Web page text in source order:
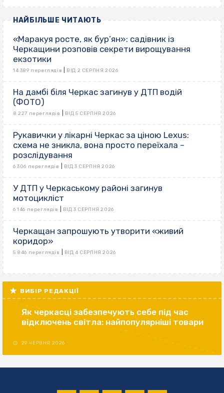
НАЙБІЛЬШЕ ЧИТАЮТЬ
«Маракуя росте, як бур’ян»: садівник із
Черкащини розповів секрети вирощування
екзотики
14 389 переглядів ВІД 2 СЕРПНЯ 2026
На дамбі біля Черкас загинув у ДТП водій
(ФОТО)
8 227 переглядів ВІД 5 СЕРПНЯ 2026
Рукавички у лікарні Черкас за ціною Lexus:
схема не зникла, вона просто переїхала –
розслідування
6 306 переглядів ВІД 3 СЕРПНЯ 2026
У ДТП у Черкаському районі загинув
мотоцикліст
6 146 переглядів ВІД 3 СЕРПНЯ 2026
Черкащан запрошують утворити «живий
коридор»
5 846 переглядів ВІД 4 СЕРПНЯ 2026
ВИБІР РЕДАКЦІЇ
Як черкасці забезпечують себе під час
відключень світла: найпопулярніші товари
29 ЧЕРВНЯ 2026